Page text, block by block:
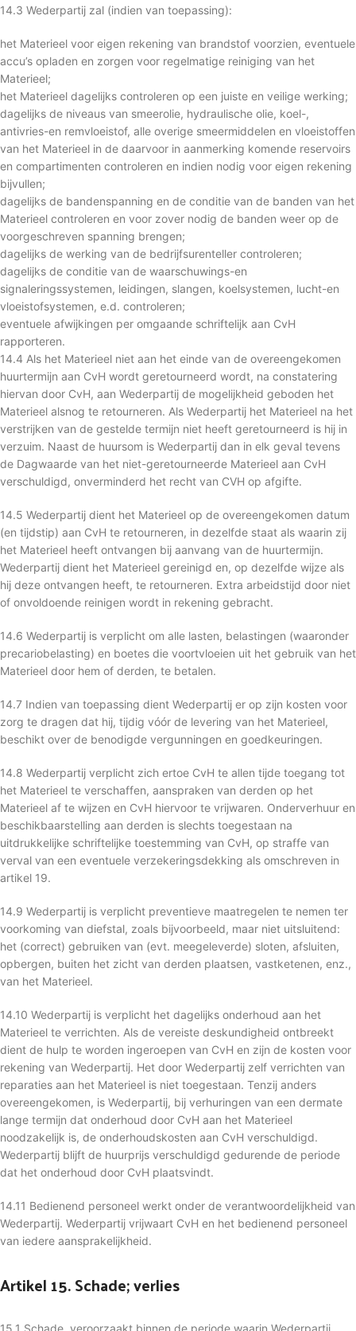
14.3 Wederpartij zal (indien van toepassing):
het Materieel voor eigen rekening van brandstof voorzien, eventuele
accu’s opladen en zorgen voor regelmatige reiniging van het
Materieel;
het Materieel dagelijks controleren op een juiste en veilige werking;
dagelijks de niveaus van smeerolie, hydraulische olie, koel-,
antivries-en remvloeistof, alle overige smeermiddelen en vloeistoffen
van het Materieel in de daarvoor in aanmerking komende reservoirs
en compartimenten controleren en indien nodig voor eigen rekening
bijvullen;
dagelijks de bandenspanning en de conditie van de banden van het
Materieel controleren en voor zover nodig de banden weer op de
voorgeschreven spanning brengen;
dagelijks de werking van de bedrijfsurenteller controleren;
dagelijks de conditie van de waarschuwings-en
signaleringssystemen, leidingen, slangen, koelsystemen, lucht-en
vloeistofsystemen, e.d. controleren;
eventuele afwijkingen per omgaande schriftelijk aan CvH
rapporteren.
14.4 Als het Materieel niet aan het einde van de overeengekomen
huurtermijn aan CvH wordt geretourneerd wordt, na constatering
hiervan door CvH, aan Wederpartij de mogelijkheid geboden het
Materieel alsnog te retourneren. Als Wederpartij het Materieel na het
verstrijken van de gestelde termijn niet heeft geretourneerd is hij in
verzuim. Naast de huursom is Wederpartij dan in elk geval tevens
de Dagwaarde van het niet-geretourneerde Materieel aan CvH
verschuldigd, onverminderd het recht van CVH op afgifte.
14.5 Wederpartij dient het Materieel op de overeengekomen datum
(en tijdstip) aan CvH te retourneren, in dezelfde staat als waarin zij
het Materieel heeft ontvangen bij aanvang van de huurtermijn.
Wederpartij dient het Materieel gereinigd en, op dezelfde wijze als
hij deze ontvangen heeft, te retourneren. Extra arbeidstijd door niet
of onvoldoende reinigen wordt in rekening gebracht.
14.6 Wederpartij is verplicht om alle lasten, belastingen (waaronder
precariobelasting) en boetes die voortvloeien uit het gebruik van het
Materieel door hem of derden, te betalen.
14.7 Indien van toepassing dient Wederpartij er op zijn kosten voor
zorg te dragen dat hij, tijdig vóór de levering van het Materieel,
beschikt over de benodigde vergunningen en goedkeuringen.
14.8 Wederpartij verplicht zich ertoe CvH te allen tijde toegang tot
het Materieel te verschaffen, aanspraken van derden op het
Materieel af te wijzen en CvH hiervoor te vrijwaren. Onderverhuur en
beschikbaarstelling aan derden is slechts toegestaan na
uitdrukkelijke schriftelijke toestemming van CvH, op straffe van
verval van een eventuele verzekeringsdekking als omschreven in
artikel 19.
14.9 Wederpartij is verplicht preventieve maatregelen te nemen ter
voorkoming van diefstal, zoals bijvoorbeeld, maar niet uitsluitend:
het (correct) gebruiken van (evt. meegeleverde) sloten, afsluiten,
opbergen, buiten het zicht van derden plaatsen, vastketenen, enz.,
van het Materieel.
14.10 Wederpartij is verplicht het dagelijks onderhoud aan het
Materieel te verrichten. Als de vereiste deskundigheid ontbreekt
dient de hulp te worden ingeroepen van CvH en zijn de kosten voor
rekening van Wederpartij. Het door Wederpartij zelf verrichten van
reparaties aan het Materieel is niet toegestaan. Tenzij anders
overeengekomen, is Wederpartij, bij verhuringen van een dermate
lange termijn dat onderhoud door CvH aan het Materieel
noodzakelijk is, de onderhoudskosten aan CvH verschuldigd.
Wederpartij blijft de huurprijs verschuldigd gedurende de periode
dat het onderhoud door CvH plaatsvindt.
14.11 Bedienend personeel werkt onder de verantwoordelijkheid van
Wederpartij. Wederpartij vrijwaart CvH en het bedienend personeel
van iedere aansprakelijkheid.
Artikel 15. Schade; verlies
15.1 Schade, veroorzaakt binnen de periode waarin Wederpartij